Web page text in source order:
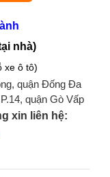
nhà)
xe ô tô)
quận Đống Đa
quận Gò Vấp
xin liên hệ: